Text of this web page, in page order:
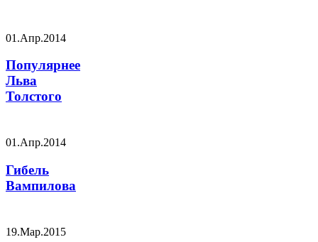
01.Апр.2014
Популярнее
Льва
Толстого
01.Апр.2014
Гибель
Вампилова
19.Мар.2015